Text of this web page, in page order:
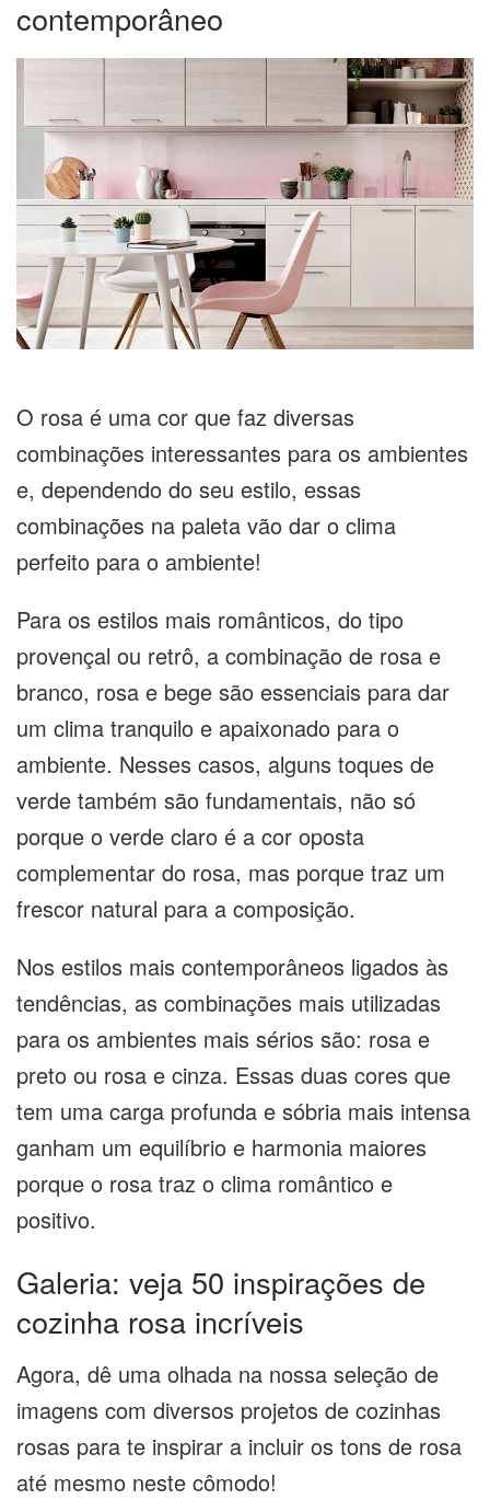
contemporâneo
O rosa é uma cor que faz diversas
combinações interessantes para os ambientes
e, dependendo do seu estilo, essas
combinações na paleta vão dar o clima
perfeito para o ambiente!
Para os estilos mais românticos, do tipo
provençal ou retrô, a combinação de rosa e
branco, rosa e bege são essenciais para dar
um clima tranquilo e apaixonado para o
ambiente. Nesses casos, alguns toques de
verde também são fundamentais, não só
porque o verde claro é a cor oposta
complementar do rosa, mas porque traz um
frescor natural para a composição.
Nos estilos mais contemporâneos ligados às
tendências, as combinações mais utilizadas
para os ambientes mais sérios são: rosa e
preto ou rosa e cinza. Essas duas cores que
tem uma carga profunda e sóbria mais intensa
ganham um equilíbrio e harmonia maiores
porque o rosa traz o clima romântico e
positivo.
Galeria: veja 50 inspirações de
cozinha rosa incríveis
Agora, dê uma olhada na nossa seleção de
imagens com diversos projetos de cozinhas
rosas para te inspirar a incluir os tons de rosa
até mesmo neste cômodo!